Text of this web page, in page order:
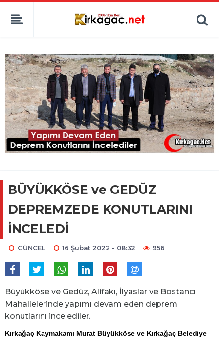
BÜYÜKKÖSE ve GEDÜZ
DEPREMZEDE KONUTLARINI
İNCELEDİ
GÜNCEL 16 Şubat 2022 - 08:32 956
Büyükköse ve Gedüz, Alifakı, İlyaslar ve Bostancı
Mahallelerinde yapımı devam eden deprem
konutlarını incelediler.
Kırkağaç Kaymakamı Murat Büyükköse ve Kırkağaç Belediye